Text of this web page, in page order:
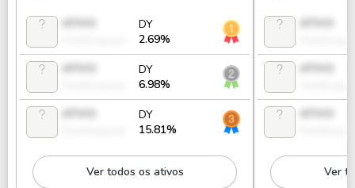
DY
2.69%
DY
6.98%
DY
15.81%
Ver todos os ativos Ver